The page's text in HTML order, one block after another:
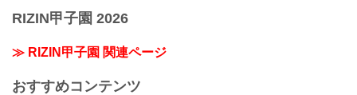
RIZIN甲子園 2026
≫ RIZIN甲子園 関連ページ
おすすめコンテンツ